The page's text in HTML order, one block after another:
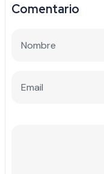
Comentario